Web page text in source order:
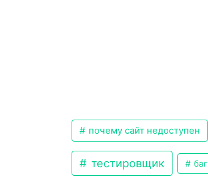
почему сайт недоступен
тестировщик баг